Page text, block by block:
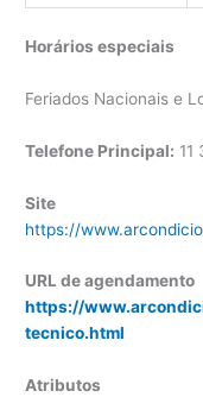
Horários especiais
Feriados Nacionais e
Telefone Principal: 11
Site
https://
URL de agendamento
https://
tecnico.html
Atributos